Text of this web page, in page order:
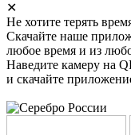
✕
Не хотите терять
Скачайте наше
любое время и из
Наведите камеру на
и скачайте